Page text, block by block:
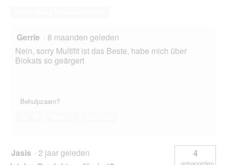
Gerrie · 8 maanden geleden
Nein, sorry Multifit ist das Beste, habe mich über
Biokats so geärgert
Behulpzaam?
Jasis · 2 jaar geleden
4